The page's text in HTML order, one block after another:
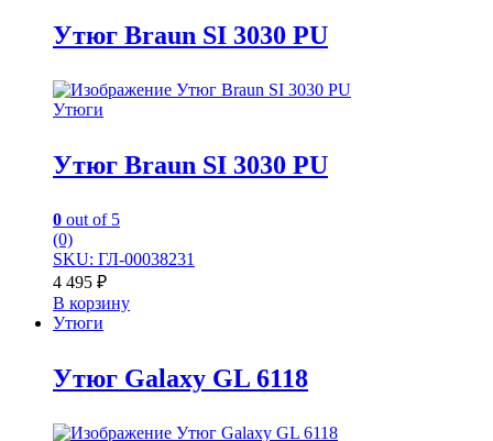
Утюг Braun SI 3030 PU
Утюги
Утюг Braun SI 3030 PU
0 out of 5
(0)
SKU: ГЛ-00038231
4 495 ₽
В корзину
Утюги
Утюг Galaxy GL 6118